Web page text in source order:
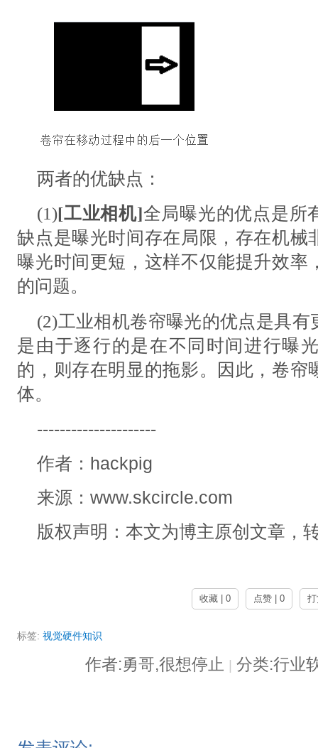
两者的优缺点：
(1)[工业相机]全局曝光的优点是所
缺点是曝光时间存在局限，存在机械
曝光时间更短，这样不仅能提升效率
的问题。
(2)工业相机卷帘曝光的优点是具有
是由于逐行的是在不同时间进行曝
的，则存在明显的拖影。因此，卷帘
体。
---------------------
作者：hackpig
来源：www.skcircle.com
版权声明：本文为博主原创文章，
收藏 | 0 点赞 | 0
标签:视觉硬件知识
作者:勇哥,很想停止 分类:行业